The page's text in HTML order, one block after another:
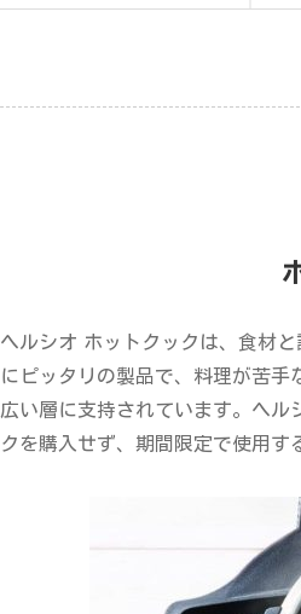
ヘルシオ ホットクックは、食材
にピッタリの製品で、料理が苦
広い層に支持されています。ヘル
クを購入せず、期間限定で使用す